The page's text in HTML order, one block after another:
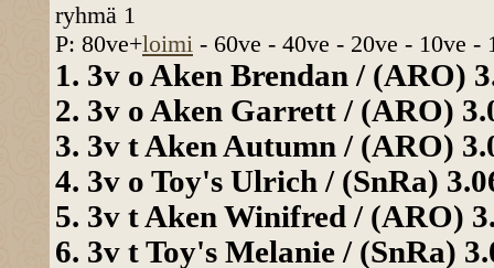
ryhmä 1
P: 80ve+loimi - 60ve - 40ve - 20ve - 10ve -
1. 3v o Aken Brendan / (ARO)
2. 3v o Aken Garrett / (ARO)
3. 3v t Aken Autumn / (ARO)
4. 3v o Toy's Ulrich / (SnRa)
5. 3v t Aken Winifred / (ARO)
6. 3v t Toy's Melanie / (SnRa)